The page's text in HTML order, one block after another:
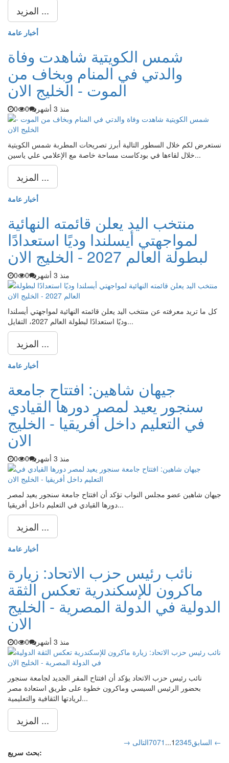
المزيد ...
أخبار عامة
شمس الكويتية شاهدت وفاة
والدتي في المنام وبخاف من
الموت - الخليج الان
منذ 3 أشهر 0
0
نستعرض لكم خلال السطور التالية أبرز تصريحات المطربة شمس الكويتية
خلال لقاءها في بودكاست مساحة خاصة مع الإعلامي علي ياسين...
المزيد ...
أخبار عامة
منتخب اليد يعلن قائمته النهائية
لمواجهتي أيسلندا وديًا استعدادًا
لبطولة العالم 2027 - الخليج الان
منذ 3 أشهر 0
0
كل ما تريد معرفته عن منتخب اليد يعلن قائمته النهائية لمواجهتي أيسلندا
وديًا استعدادًا لبطولة العالم 2027، التفايل...
المزيد ...
أخبار عامة
جيهان شاهين: افتتاح جامعة
سنجور يعيد لمصر دورها القيادي
في التعليم داخل أفريقيا - الخليج
الان
منذ 3 أشهر 0
0
جيهان شاهين عضو مجلس النواب تؤكد أن افتتاح جامعة سنجور يعيد لمصر
دورها القيادي في التعليم داخل أفريقيا...
المزيد ...
أخبار عامة
نائب رئيس حزب الاتحاد: زيارة
ماكرون للإسكندرية تعكس الثقة
الدولية في الدولة المصرية - الخليج
الان
منذ 3 أشهر 0
0
نائب رئيس حزب الاتحاد يؤكد أن افتتاح المقر الجديد لجامعة سنجور
بحضور الرئيس السيسي وماكرون خطوة على طريق استعادة مصر
لريادتها الثقافية والتعليمية...
المزيد ...
→ السابق 12345
...
7071
التالى ←
بحث سريع: